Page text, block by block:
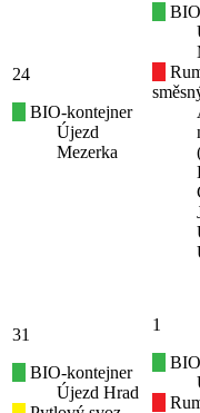
24
BIO-kontejner
Újezd
Mezerka
31
BIO-kontejner
Újezd Hrad
1